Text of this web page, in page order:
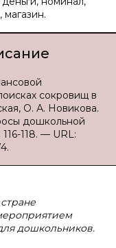
магазин.
сокровищ в
О. А. Новикова.
дошкольной
118. — URL:
дошкольников.